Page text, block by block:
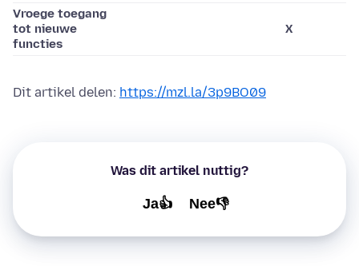
Vroege toegang
tot nieuwe
functies
X
Dit artikel delen: https://mzl.la/3p9BO09
Was dit artikel nuttig?
Ja👍 Nee👎